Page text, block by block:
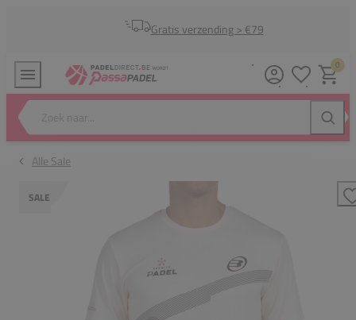
Gratis verzending > €79
Zoek naar...
0
Alle Sale
SALE